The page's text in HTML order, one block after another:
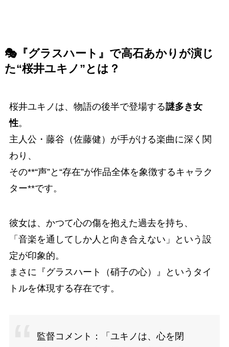
🎭『グラスハート』で高石あかりが演じ
た“桜井ユキノ”とは？
桜井ユキノは、物語の後半で登場する謎多き女
性。
主人公・藤谷（佐藤健）が手がける楽曲に深く関
わり、
その**“声”と“存在”が作品全体を象徴するキャラク
ター**です。
彼女は、かつて心の傷を抱えた過去を持ち、
「音楽を通してしか人と向き合えない」という設
定が印象的。
まさに『グラスハート（硝子の心）』というタイ
トルを体現する存在です。
監督コメント：「ユキノは、心を閉